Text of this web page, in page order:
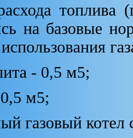
топлива
на базовые
- 0,5 м5;
м5;
газовый